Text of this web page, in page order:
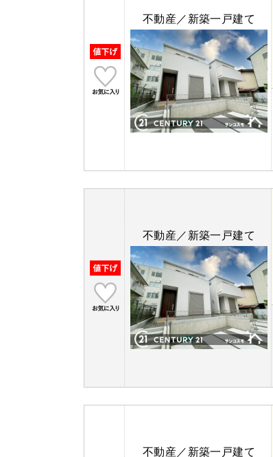
不動産／新築一戸建て
不動産／新築一戸建て
不動産／新築一戸建て